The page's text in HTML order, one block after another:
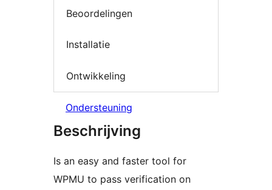
Beoordelingen
Installatie
Ontwikkeling
Ondersteuning
Beschrijving
Is an easy and faster tool for
WPMU to pass verification on